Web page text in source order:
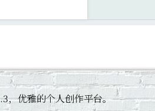
，优雅的个人创作平台。